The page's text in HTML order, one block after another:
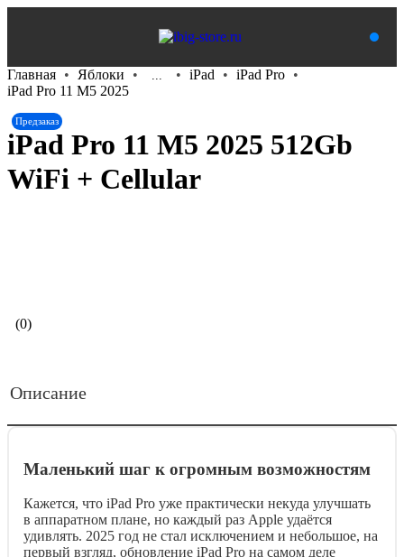
Главная Яблоки ... iPad
iPad Pro
iPad Pro 11 M5 2025
Предзаказ
iPad Pro 11 М5 2025 512Gb
WiFi + Cellular
(0)
Описание
Маленький шаг к огромным возможностям
Кажется, что iPad Pro уже практически некуда улучшать
в аппаратном плане, но каждый раз Apple удаётся
удивлять. 2025 год не стал исключением и небольшое, на
первый взгляд, обновление iPad Pro на самом деле